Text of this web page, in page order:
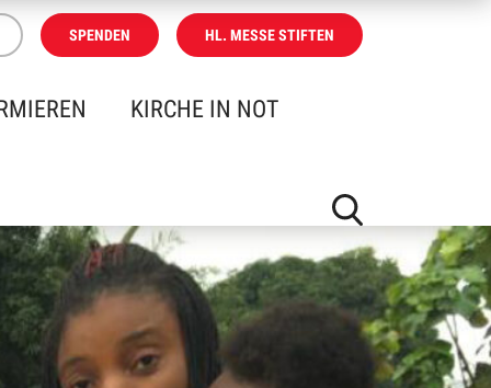
SPENDEN HL. MESSE STIFTEN
KIRCHE IN NOT